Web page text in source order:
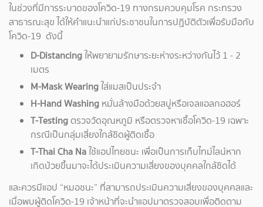
ในช่วงที่มีการระบาดของโควิด-19 ทางกรมควบคุมโรค กระทรวง
สาธารณะสุข ได้ให้คำแนะนำแก่ประชาชนในการปฏิบัติตัวเพื่อรับมือกับ
โควิด-19 ดังนี้
D-Distancingให้พยายามรักษาระยะห่างระหว่างกันไว้ 1 - 2
เมตร
M-Mask Wearingใส่แมสเป็นประจำ
H-Hand Washing หมั่นล้างมือด้วยสบู่หรือเจลแอลกอฮอร์
T-Testingตรวจวัดอุณหภูมิ หรือตรวจหาเชื้อโควิด-19 เฉพาะ
กรณีเป็นกลุ่มเสี่ยงใกล้ชิดผู้ติดเชื้อ
T-Thai Cha Naใช้แอปไทยชนะ เพื่อเป็นการเก็บไทม์ไลน์หาก
เกิดป่วยขึ้นมาจะได้ประเมินความเสี่ยงของบุคคลใกล้ชิดได้
และควรมีแอป “หมอชนะ” ที่สามารถประเมินความเสี่ยงของบุคคลและ
เมื่อพบผู้ติดโควิด-19 เจ้าหน้าที่จะนำแอปมาตรวจสอบเพื่อติดตาม